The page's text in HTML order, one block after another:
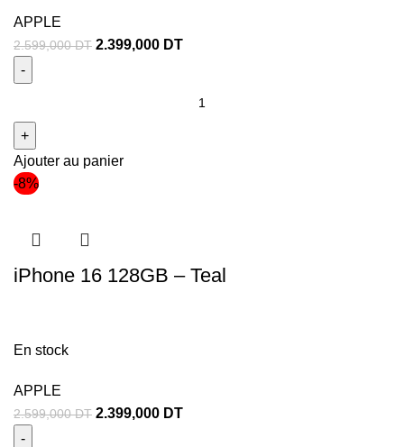
APPLE
2.599,000DT 2.399,000 DT
Ajouter au panier
-8%
iPhone 16 128GB – Teal
En stock
APPLE
2.599,000DT 2.399,000 DT